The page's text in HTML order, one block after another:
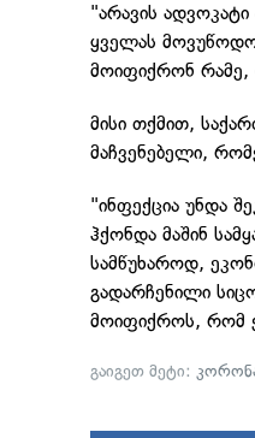
"არავის
ყველას
მოიფიქრონ რამე,
მისი თქმით,
მაჩვენებელი,
"ინფექცია უნდა
ჰქონდა მაშინ
სამწუხაროდ,
გადარჩენილი
მოიფიქროს, რომ
გაიგეთ მეტი: